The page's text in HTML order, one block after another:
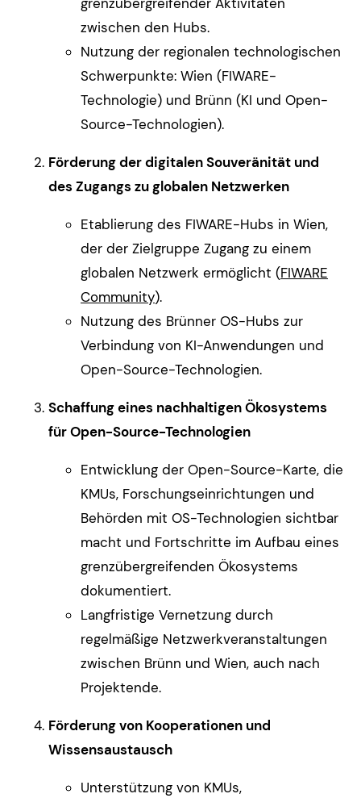
zwischen den Hubs.
Nutzung der regionalen technologischen
Schwerpunkte: Wien (FIWARE-
Technologie) und Brünn (KI und Open-
Source-Technologien).
Förderung der digitalen Souveränität und
des Zugangs zu globalen Netzwerken
Etablierung des FIWARE-Hubs in Wien,
der der Zielgruppe Zugang zu einem
globalen Netzwerk ermöglicht (FIWARE
Community).
Nutzung des Brünner OS-Hubs zur
Verbindung von KI-Anwendungen und
Open-Source-Technologien.
Schaffung eines nachhaltigen Ökosystems
für Open-Source-Technologien
Entwicklung der Open-Source-Karte, die
KMUs, Forschungseinrichtungen und
Behörden mit OS-Technologien sichtbar
macht und Fortschritte im Aufbau eines
grenzübergreifenden Ökosystems
dokumentiert.
Langfristige Vernetzung durch
regelmäßige Netzwerkveranstaltungen
zwischen Brünn und Wien, auch nach
Projektende.
Förderung von Kooperationen und
Wissensaustausch
Unterstützung von KMUs,